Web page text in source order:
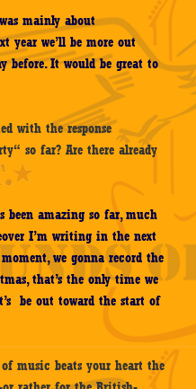
mainly about
year we’ll be more out
before. It would be great to
with the response
so far? Are there already
been amazing so far, much
I’m writing in the next
we gonna record the
that’s the only time we
be out toward the start of
music beats your heart the